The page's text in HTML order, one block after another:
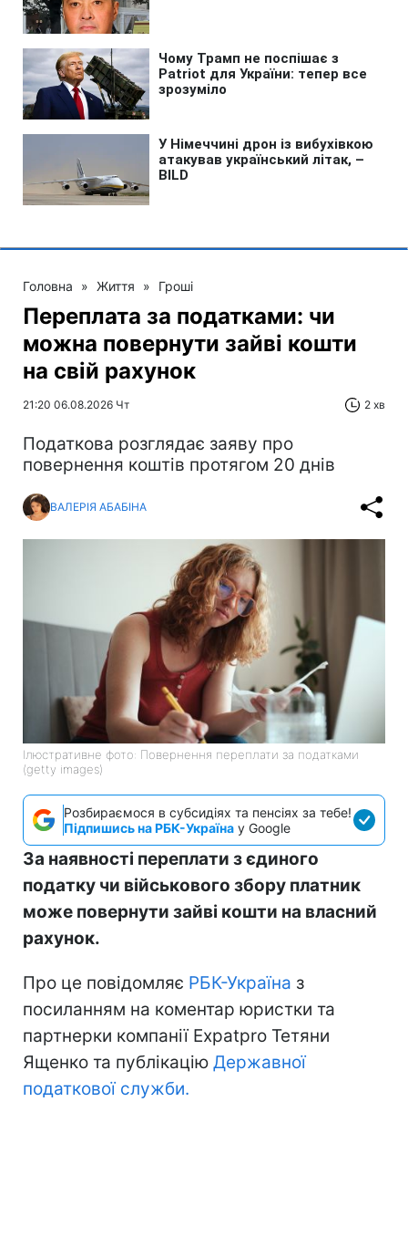
Головна » Життя » Гроші
Переплата за податками: чи
можна повернути зайві кошти
на свій рахунок
21:20 06.08.2026 Чт 2 хв
Податкова розглядає заяву про
повернення коштів протягом 20 днів
ВАЛЕРІЯ АБАБІНА
Ілюстративне фото: Повернення переплати за податками
(getty images)
Розбираємося в субсидіях та пенсіях за тебе!
Підпишись на РБК-Україна у Google
За наявності переплати з єдиного
податку чи військового збору платник
може повернути зайві кошти на власний
рахунок.
Про це повідомляє РБК-Україна з
посиланням на коментар юристки та
партнерки компанії Expatpro Тетяни
Ященко та публікацію Державної
податкової служби.